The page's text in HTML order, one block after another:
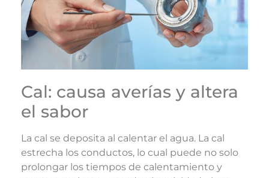
Cal: causa averías y altera
el sabor
La cal se deposita al calentar el agua. La cal
estrecha los conductos, lo cual puede no solo
prolongar los tiempos de calentamiento y